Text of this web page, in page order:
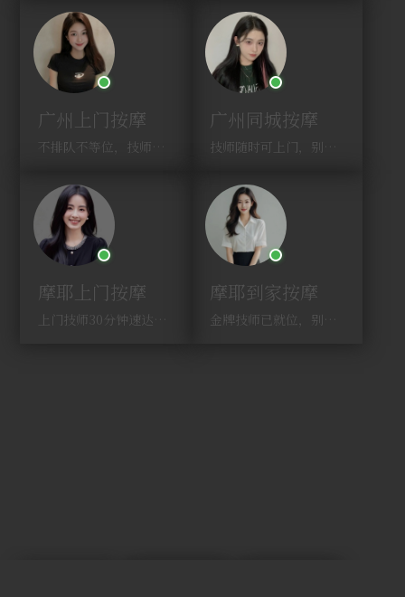
广州上门按摩
不排队不等位，技师直奔你家！
广州同城按摩
技师随时可上门，别啰嗦，赶紧约！
摩耶上门按摩
上门技师30分钟速达，别问，快约！
摩耶到家按摩
金牌技师已就位，别纠结，马上预约！